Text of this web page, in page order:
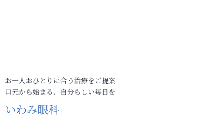
お一人おひとりに合う治療をご提案
口元から始まる、自分らしい毎日を
いわみ眼科